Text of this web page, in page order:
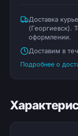
Доставка
(Георгиевск).
оформлении.
Доставим в
Подробнее о